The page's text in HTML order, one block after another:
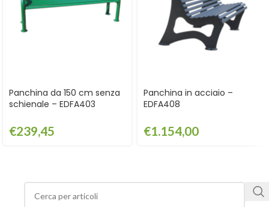
Panchina da 150 cm senza
schienale – EDFA403
€239,45
Panchina in acciaio –
EDFA408
€1.154,00